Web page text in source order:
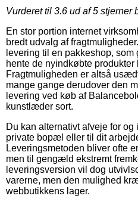
Vurderet til 3.6 ud af 5 stjerner
En stor portion internet
bredt udvalg af
levering til en pakkeshop,
hente de nyindkøbte
Fragtmuligheden er altså
mange gange derudover den
levering ved køb af
kunstlæder sort.
Du kan alternativt afveje for
private bopæl eller til dit
Leveringsmetoden bliver ofte
men til gengæld ekstremt
leveringsversion vil dog
varerne, men den mulighed
webbutikkens lager.